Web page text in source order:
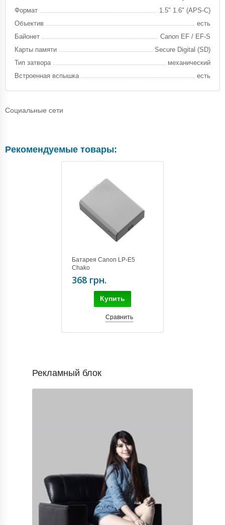
Формат
1.5" 1.6" (APS-C)
Объектив
есть
Байонет
Canon EF / EF-S
Карты памяти
Secure Digital (SD)
Тип затвора
механический
Встроенная вспышка
есть
Социальные сети
Рекомендуемые товары:
Батарея Canon LP-E5
Chako
368 грн.
Купить
Сравнить
Рекламный блок